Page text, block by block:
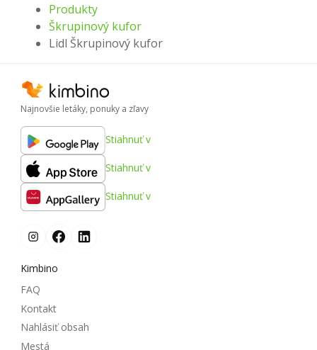
Produkty
Škrupinový kufor
Lidl Škrupinový kufor
Najnovšie letáky, ponuky a zľavy
Stiahnuť v
Stiahnuť v
Stiahnuť v
Kimbino
FAQ
Kontakt
Nahlásiť obsah
Mestá